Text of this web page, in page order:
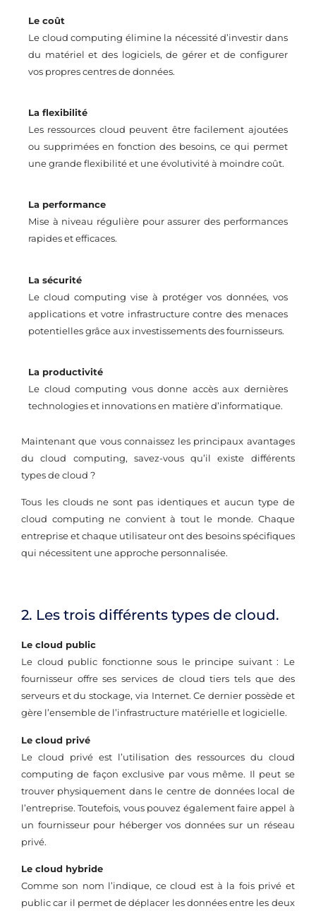
Le coût
Le cloud computing élimine la nécessité d’investir dans
du matériel et des logiciels, de gérer et de configurer
vos propres centres de données.
La flexibilité
Les ressources cloud peuvent être facilement ajoutées
ou supprimées en fonction des besoins, ce qui permet
une grande flexibilité et une évolutivité à moindre coût.
La performance
Mise à niveau régulière pour assurer des performances
rapides et efficaces.
La sécurité
Le cloud computing vise à protéger vos données, vos
applications et votre infrastructure contre des menaces
potentielles grâce aux investissements des fournisseurs.
La productivité
Le cloud computing vous donne accès aux dernières
technologies et innovations en matière d’informatique.
Maintenant que vous connaissez les principaux avantages
du cloud computing, savez-vous qu’il existe différents
types de cloud ?
Tous les clouds ne sont pas identiques et aucun type de
cloud computing ne convient à tout le monde. Chaque
entreprise et chaque utilisateur ont des besoins spécifiques
qui nécessitent une approche personnalisée.
2. Les trois différents types de cloud.
Le cloud public
Le cloud public fonctionne sous le principe suivant : Le
fournisseur offre ses services de cloud tiers tels que des
serveurs et du stockage, via Internet. Ce dernier possède et
gère l’ensemble de l’infrastructure matérielle et logicielle.
Le cloud privé
Le cloud privé est l’utilisation des ressources du cloud
computing de façon exclusive par vous même. Il peut se
trouver physiquement dans le centre de données local de
l’entreprise. Toutefois, vous pouvez également faire appel à
un fournisseur pour héberger vos données sur un réseau
privé.
Le cloud hybride
Comme son nom l’indique, ce cloud est à la fois privé et
public car il permet de déplacer les données entre les deux